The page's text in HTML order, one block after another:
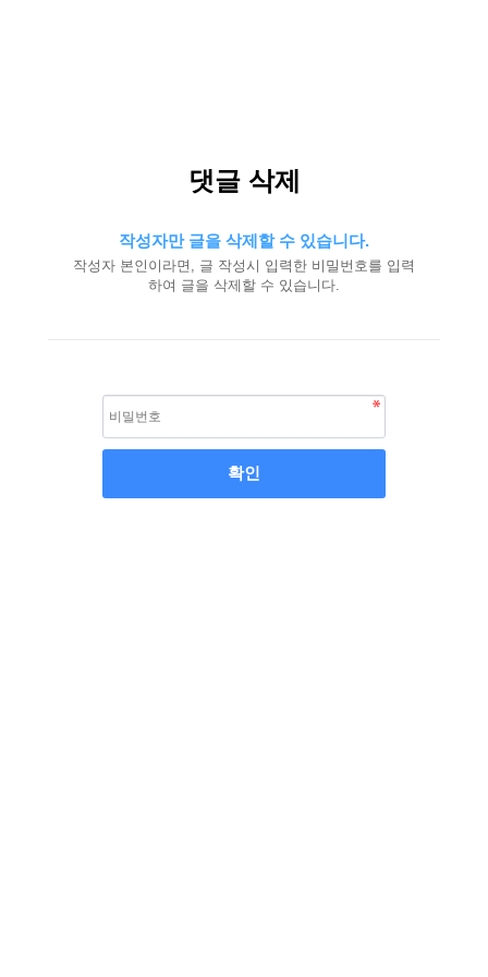
댓글 삭제
작성자만 글을 삭제할 수 있습니다.
작성자 본인이라면, 글 작성시 입력한 비밀번호를 입력
하여 글을 삭제할 수 있습니다.